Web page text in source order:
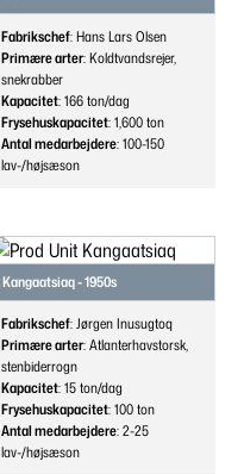
Fabrikschef: Hans Lars Olsen
Primære arter: Koldtvandsrejer,
snekrabber
Kapacitet: 166ton/dag
Frysehuskapacitet: 1,600ton
Antal medarbejdere: 100-150
lav-/højsæson
Kangaatsiaq - 1950s
Fabrikschef: Jørgen Inusugtoq
Primære arter: Atlanterhavstorsk,
stenbiderrogn
Kapacitet: 15ton/dag
Frysehuskapacitet: 100ton
Antal medarbejdere: 2-25
lav-/højsæson